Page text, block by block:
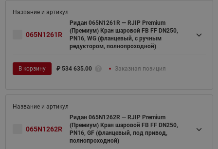
065N1261R
Ридан 065N1261R — RJIP Premium
(Премиум) Кран шаровой FB FF DN250,
PN16, WG (фланцевый, с ручным
редуктором, полнопроходной)
В корзину ₽ 534 635.00 Заказная позиция
065N1262R
Ридан 065N1262R — RJIP Premium
(Премиум) Кран шаровой FB FF DN250,
PN16, GF (фланцевый, под привод,
полнопроходной)